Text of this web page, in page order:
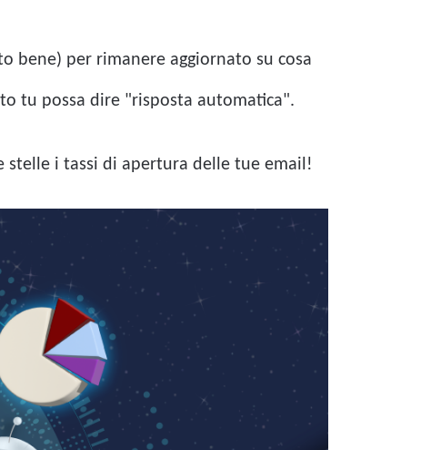
bene) per rimanere aggiornato su cosa
tu possa dire "risposta automatica".
stelle i tassi di apertura delle tue email!